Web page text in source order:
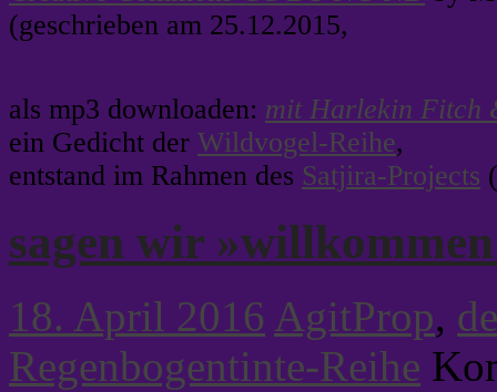
(geschrieben am 25.12.2015,
als mp3 downloaden: mit Harlekin Fitch
ein Gedicht der Wildvogel-Reihe,
entstand im Rahmen des Satjira-Projects
sagen wir
18. April 2016 AgitProp,
Regenbogentinte-Reihe